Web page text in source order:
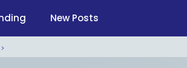
New Posts